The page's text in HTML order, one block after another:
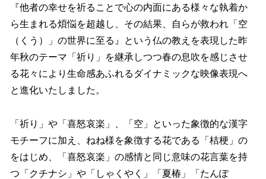
『他者の幸せを祈ることで心の内面にある様々な執着か
ら生まれる煩悩を超越し、その結果、自らが救われ「空
（くう）」の世界に至る』という仏の教えを表現した昨
年秋のテーマ「祈り」を継承しつつ春の息吹を感じさせ
る花々により生命感あふれるダイナミックな映像表現へ
と進化いたしました。
「祈り」や「喜怒哀楽」、「空」といった象徴的な漢字
モチーフに加え、ねね様を象徴する花である「桔梗」の
をはじめ、「喜怒哀楽」の感情と同じ意味の花言葉を持
つ「クチナシ」や「しゃくやく」「夏椿」「たんぽ